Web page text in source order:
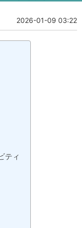
2026-01-09 03:22
ティ